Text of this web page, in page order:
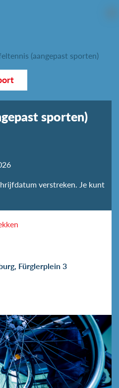
(aangepast sporten)
sporten)
verstreken. Je kunt
Fürglerplein 3